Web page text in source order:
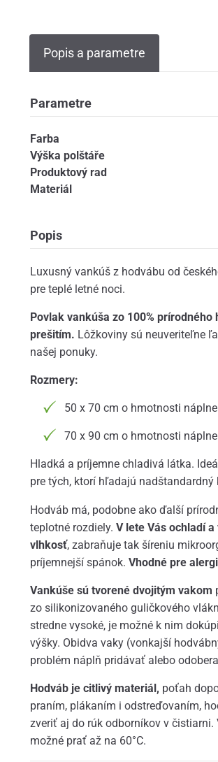
Popis a parametre
Parametre
Farba
Výška polštáře
Produktový rad
Materiál
Popis
Luxusný vankúš z hodvábu od
pre teplé letné noci.
Povlak vankúša zo 100%
prešitím. Lôžkoviny sú neuveriteľne
našej ponuky.
Rozmery:
50 x 70 cm o hmotnosti
70 x 90 cm o hmotnosti
Hladká a príjemne chladivá látka.
pre tých, ktorí hľadajú nadštandardný
Hodváb má, podobne ako ďalší
teplotné rozdiely. V lete Vás ochladí
vlhkosť, zabraňuje tak šíreniu
príjemnejší spánok. Vhodné pre
Vankúše sú tvorené dvojitým vakom
zo silikonizovaného guličkového
stredne vysoké, je možné k nim
výšky. Obidva vaky (vonkajší
problém náplň pridávať alebo
Hodváb je citlivý materiál, poťah
praním, plákaním i odstreďovaním,
zveriť aj do rúk odborníkov v
možné prať až na 60°C.